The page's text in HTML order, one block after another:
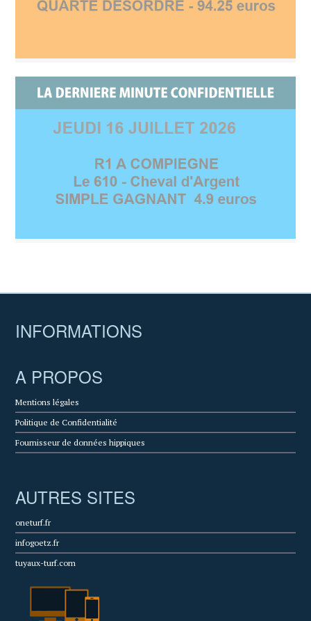
INFORMATIONS
A PROPOS
Mentions légales
Politique de Confidentialité
Fournisseur de données hippiques
AUTRES SITES
oneturf.fr
infogoetz.fr
tuyaux-turf.com